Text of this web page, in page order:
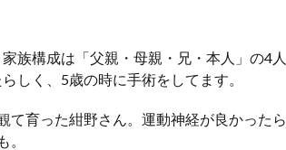
族構成は「父親・母親・兄・本人」の4人
しく、5歳の時に手術をしてます。
て育った紺野さん。運動神経が良かったら